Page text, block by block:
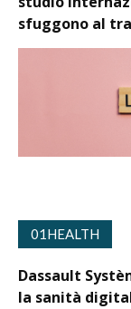
sfuggono al
01HEALTH
Dassault
la sanità